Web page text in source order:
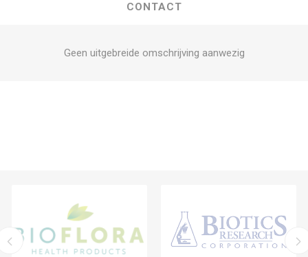
CONTACT
Geen uitgebreide omschrijving aanwezig